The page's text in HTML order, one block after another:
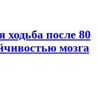
после 80
мозга